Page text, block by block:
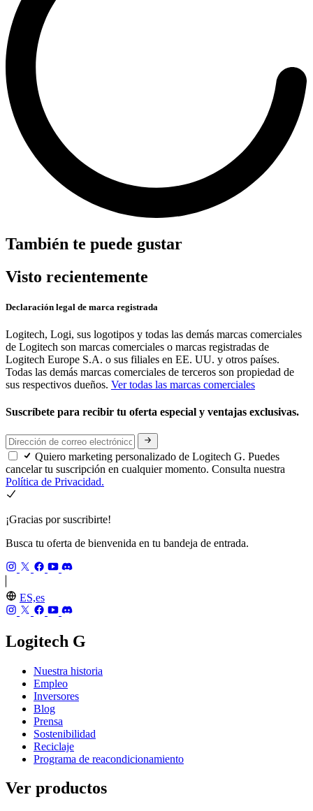
También te puede gustar
Visto recientemente
Declaración legal de marca registrada
Logitech, Logi, sus logotipos y todas las demás marcas comerciales
de Logitech son marcas comerciales o marcas registradas de
Logitech Europe S.A. o sus filiales en EE. UU. y otros países.
Todas las demás marcas comerciales de terceros son propiedad de
sus respectivos dueños. Ver todas las marcas comerciales
Suscríbete para recibir tu oferta especial y ventajas exclusivas.
Quiero marketing personalizado de Logitech G. Puedes
cancelar tu suscripción en cualquier momento. Consulta nuestra
Política de Privacidad.
¡Gracias por suscribirte!
Busca tu oferta de bienvenida en tu bandeja de entrada.
ES,es
Logitech G
Nuestra historia
Empleo
Inversores
Blog
Prensa
Sostenibilidad
Reciclaje
Programa de reacondicionamiento
Ver productos